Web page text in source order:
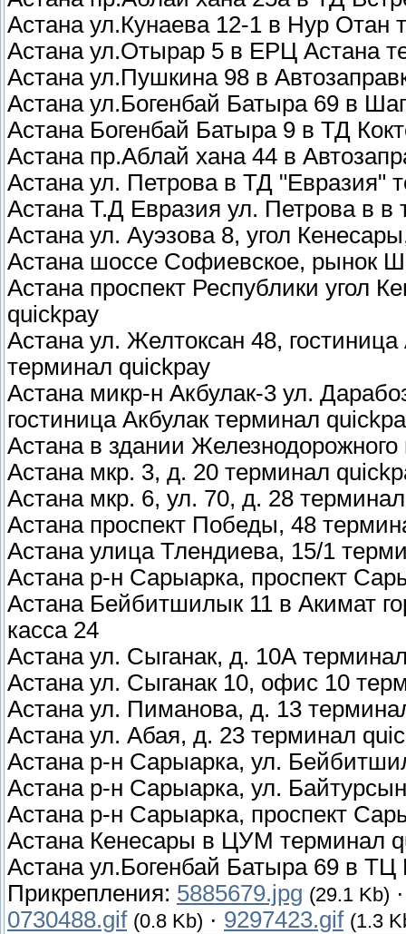
Астана ул.Кунаева 12-1 в Нур Отан
Астана ул.Отырар 5 в ЕРЦ Астана
Астана ул.Пушкина 98 в
Астана ул.Богенбай Батыра 69 в
Астана Богенбай Батыра 9 в ТД
Астана пр.Аблай хана 44 в
Астана ул. Петрова в ТД "Евразия"
Астана T.Д Евразия ул. Петрова в в
Астана ул. Ауэзова 8, угол
Астана шоссе Софиевское, рынок
Астана проспект Республики угол
quickpay
Астана ул. Желтоксан 48,
терминал quickpay
Астана микр-н Акбулак-3 ул.
гостиница Акбулак терминал
Астана в здании
Астана мкр. 3, д. 20 терминал
Астана мкр. 6, ул. 70, д. 28
Астана проспект Победы, 48
Астана улица Тлендиева, 15/1
Астана р-н Сарыарка, проспект
Астана Бейбитшилык 11 в Акимат
касса 24
Астана ул. Сыганак, д. 10А
Астана ул. Сыганак 10, офис 10
Астана ул. Пиманова, д. 13
Астана ул. Абая, д. 23 терминал
Астана р-н Сарыарка, ул.
Астана р-н Сарыарка, ул.
Астана р-н Сарыарка, проспект
Астана Кенесары в ЦУМ терминал
Астана ул.Богенбай Батыра 69 в
Прикрепления: 5885679.jpg (29.1 Kb)
0730488.gif (0.8 Kb) · 9297423.gif (1.3